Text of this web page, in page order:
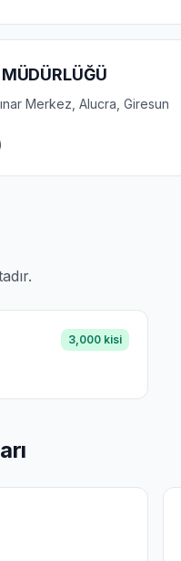
Merkez, Alucra, Giresun
3,000 kisi